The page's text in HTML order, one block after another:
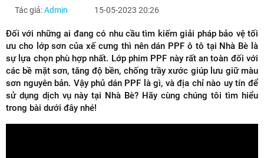
Tác giả:Admin 15-05-2023 20:26
Đối với những ai đang có nhu cầu tìm kiếm giải pháp bảo vệ tối
ưu cho lớp sơn của xế cưng thì nên dán PPF ô tô tại Nhà Bè là
sự lựa chọn phù hợp nhất. Lớp phim PPF này rất an toàn đối với
các bề mặt sơn, tăng độ bền, chống trầy xước giúp lưu giữ màu
sơn nguyên bản. Vậy phủ dán PPF là gì, và địa chỉ nào uy tín để
sử dụng dịch vụ này tại Nhà Bè? Hãy cùng chúng tôi tìm hiểu
trong bài dưới đây nhé!